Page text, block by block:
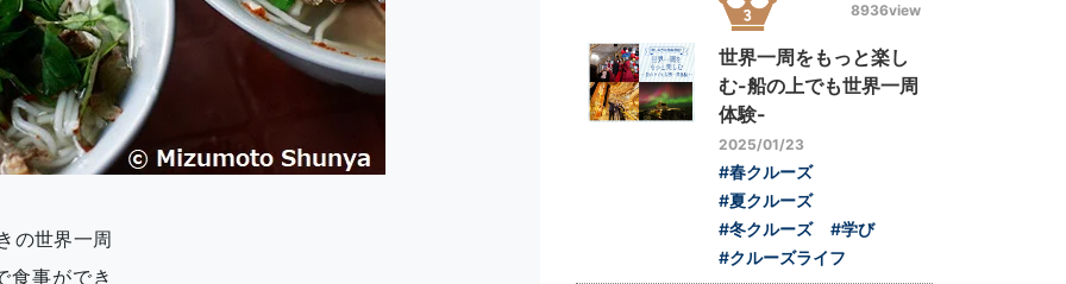
の世界一周
食事ができ
8936view
世界一周をもっと楽し
む-船の上でも世界一周
体験-
2025/01/23
#春クルーズ
#夏クルーズ
#冬クルーズ
#学び
#クルーズライフ